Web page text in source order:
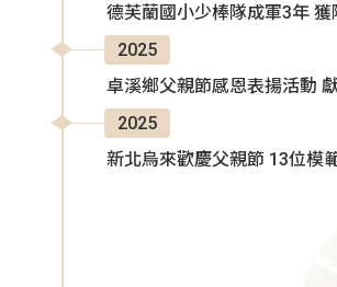
德芙蘭國小少棒隊成軍3年 獲
2025
卓溪鄉父親節感恩表揚活動
2025
新北烏來歡慶父親節 13位模